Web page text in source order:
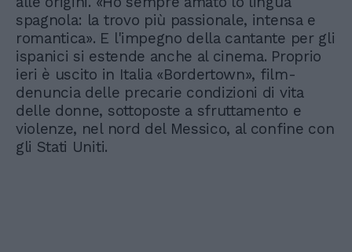
spagnola: la trovo più passionale, intensa e
romantica». E l'impegno della cantante per gli
ispanici si estende anche al cinema. Proprio
ieri è uscito in Italia «Bordertown», film-
denuncia delle precarie condizioni di vita
delle donne, sottoposte a sfruttamento e
violenze, nel nord del Messico, al confine con
gli Stati Uniti.